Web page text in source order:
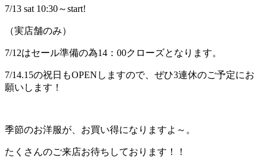
7/13 sat 10:30～start!
（実店舗のみ）
7/12はセール準備の為14：00クローズとなります。
7/14.15の祝日もOPENしますので、ぜひ3連休のご予定にお
願いします！
季節のお洋服が、お買い得になりますよ～。
たくさんのご来店お待ちしております！！